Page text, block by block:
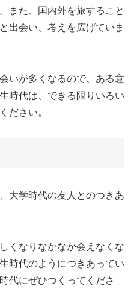
また、国内外を旅すること
出会い、考えを広げていま
いが多くなるので、ある意
時代は、できる限りいろい
ださい。
大学時代の友人とのつきあ
くなりなかなか会えなくな
時代のようにつきあってい
代にぜひつくってくださ